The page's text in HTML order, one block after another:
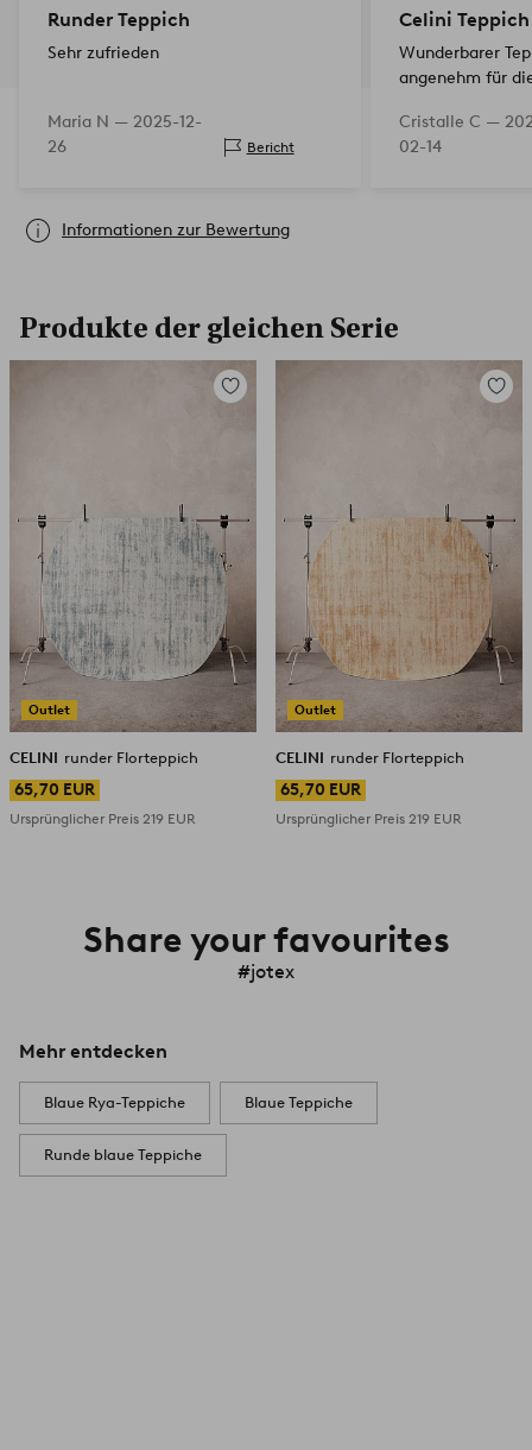
Runder Teppich
Sehr zufrieden
Maria N — 2025-12-
26
Bericht
Celini Teppich
Wunderbarer
angenehm für
Cristalle C —
02-14
Informationen zur Bewertung
Produkte der gleichen Serie
Outlet
Zu
CELINI runder Florteppich
65,70 EUR
Ursprünglicher Preis 219 EUR
Outlet
Zu
CELINI runder Florteppich
65,70 EUR
Ursprünglicher Preis 219 EUR
Share your favourites
#jotex
Mehr entdecken
Blaue Rya-Teppiche Blaue Teppiche
Runde blaue Teppiche